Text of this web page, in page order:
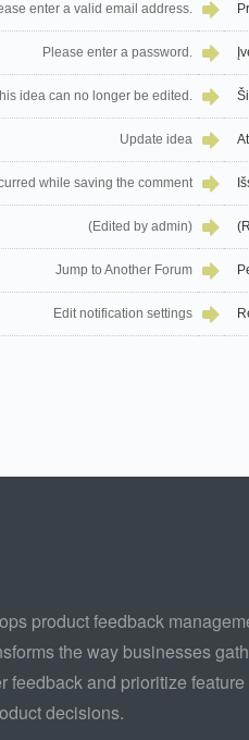
enter a valid email address.
Please enter a password.
idea can no longer be edited.
Update idea
while saving the comment
(Edited by admin)
Jump to Another Forum
Edit notification settings
product feedback
the way businesses
feedback and prioritize feature
decisions.